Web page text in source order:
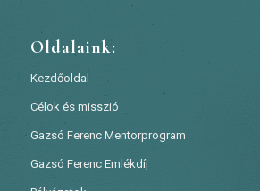
Oldalaink:
Kezdőoldal
Célok és misszió
Gazsó Ferenc Mentorprogram
Gazsó Ferenc Emlékdíj